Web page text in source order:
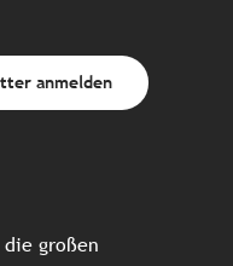
anmelden
die großen